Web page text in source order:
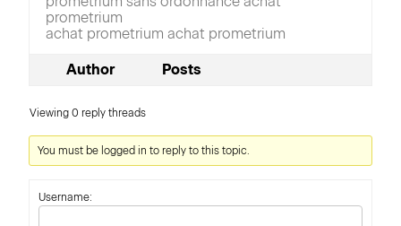
prometrium
achat prometrium achat prometrium
Author Posts
Viewing 0 reply threads
You must be logged in to reply to this topic.
Username: